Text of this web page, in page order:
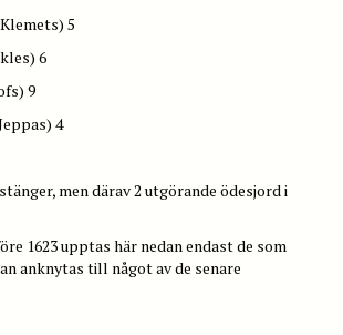
5
6
9
4
men därav 2 utgörande ödesjord i
1623 upptas här nedan endast de som
anknytas till något av de senare